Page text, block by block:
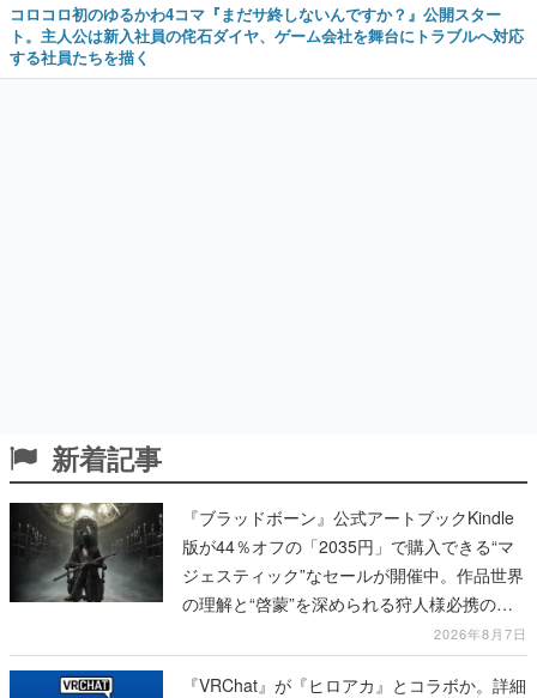
コロコロ初のゆるかわ4コマ『まだサ終しないんですか？』公開スター
ト。主人公は新入社員の侘石ダイヤ、ゲーム会社を舞台にトラブルへ対応
する社員たちを描く
新着記事
『ブラッドボーン』公式アートブックKindle
版が44％オフの「2035円」で購入できる“マ
ジェスティック”なセールが開催中。作品世界
の理解と“啓蒙”を深められる狩人様必携の一
2026年8月7日
『VRChat』が『ヒロアカ』とコラボか。詳細